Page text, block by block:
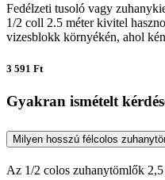
Fedélzeti tusoló vagy
1/2 coll 2.5 méter kivitel
vizesblokk környékén, ahol
3 591 Ft
Gyakran ismételt
Milyen hosszú félcolos
Az 1/2 colos zuhanytömlők 2,5